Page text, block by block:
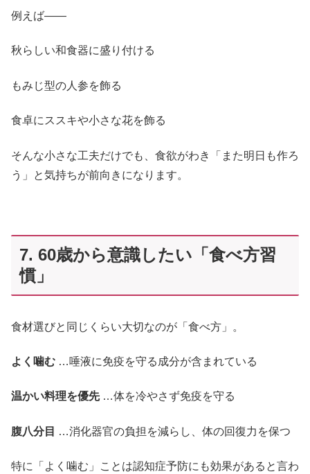
例えば——
秋らしい和食器に盛り付ける
もみじ型の人参を飾る
食卓にススキや小さな花を飾る
そんな小さな工夫だけでも、食欲がわき「また明日も作ろ
う」と気持ちが前向きになります。
7. 60歳から意識したい「食べ方習
慣」
食材選びと同じくらい大切なのが「食べ方」。
よく噛む …唾液に免疫を守る成分が含まれている
温かい料理を優先…体を冷やさず免疫を守る
腹八分目 …消化器官の負担を減らし、体の回復力を保つ
特に「よく噛む」ことは認知症予防にも効果があると言わ